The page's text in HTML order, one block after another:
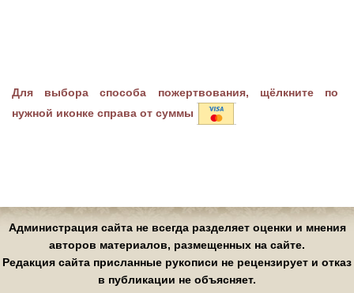
Для выбора способа пожертвования, щёлкните по
нужной иконке справа от суммы
Администрация сайта не всегда разделяет оценки и мнения
авторов материалов, размещенных на сайте.
Редакция сайта присланные рукописи не рецензирует и отказ
в публикации не объясняет.